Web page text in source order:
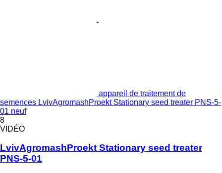
appareil de traitement de
semences LvivAgromashProekt Stationary seed treater PNS-5-
01 neuf
8
VIDÉO
LvivAgromashProekt Stationary seed treater
PNS-5-01